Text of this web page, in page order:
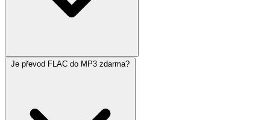
Je převod FLAC do MP3 zdarma?